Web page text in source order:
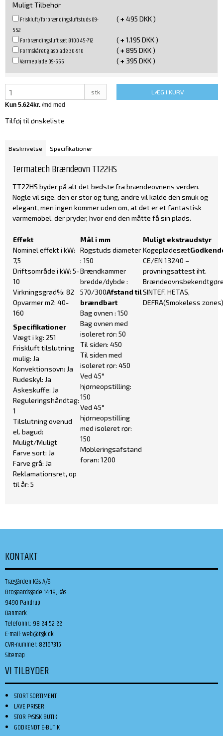
Muligt Tilbehør
552
(+ 495 DKK )
Forbrændingsluft sæt Ø100 45-712 (+ 1.195 DKK )
Formskåret glasplade 30-910 (+ 895 DKK )
Varmeplade 09-556 (+ 395 DKK )
stk LÆG I KURV
Tilføj til ønskeliste
Beskrivelse Specifikationer
Termatech Brændeovn TT22HS
TT22HS byder på alt det bedste fra brændeovnens verden.
Nogle vil sige, den er stor og tung, andre vil kalde den smuk og
elegant, men ingen kommer uden om, at det er et fantastisk
varmemøbel, der pryder, hvor end den måtte få sin plads.
Effekt
Nominel effekt i kW:
7,5
Driftsområde i kW: 5-
10
Virkningsgrad%: 82
Opvarmer m2: 40-
160
Specifikationer
Vægt i kg: 251
Friskluft tilslutning
mulig: Ja
Konvektionsovn: Ja
Rudeskyl: Ja
Askeskuffe: Ja
Reguleringshåndtag:
1
Tilslutning ovenud
el. bagud:
Muligt/Muligt
Farve sort: Ja
Farve grå: Ja
Reklamationsret, op
til år: 5
Mål i mm
Røgstuds diameter
: 150
Brændkammer
bredde/dybde :
570/300Afstand til
brændbart
Bag ovnen : 150
Bag ovnen med
isoleret rør: 50
Til siden: 450
Til siden med
isoleret rør: 450
Ved 45°
hjørneopstilling:
150
Ved 45°
hjørneopstilling
med isoleret rør:
150
Møbleringsafstand
foran: 1200
Muligt ekstraudstyr
Kogepladesæt
CE/EN 13240 –
prøvningsattest iht.
SINTEF, HETAS,
DEFRA(Smokeless zones)
KONTAKT
Trægården Kås A/S
Brogaardsgade 14-19, Kås
9490 Pandrup
Danmark
Telefonnr.: 98 24 52 22
E-mail:web@tgk.dk
CVR-nummer: 82167315
Sitemap
VI TILBYDER
STORT SORTIMENT
LAVE PRISER
STOR FYSISK BUTIK
GODKENDT E-BUTIK